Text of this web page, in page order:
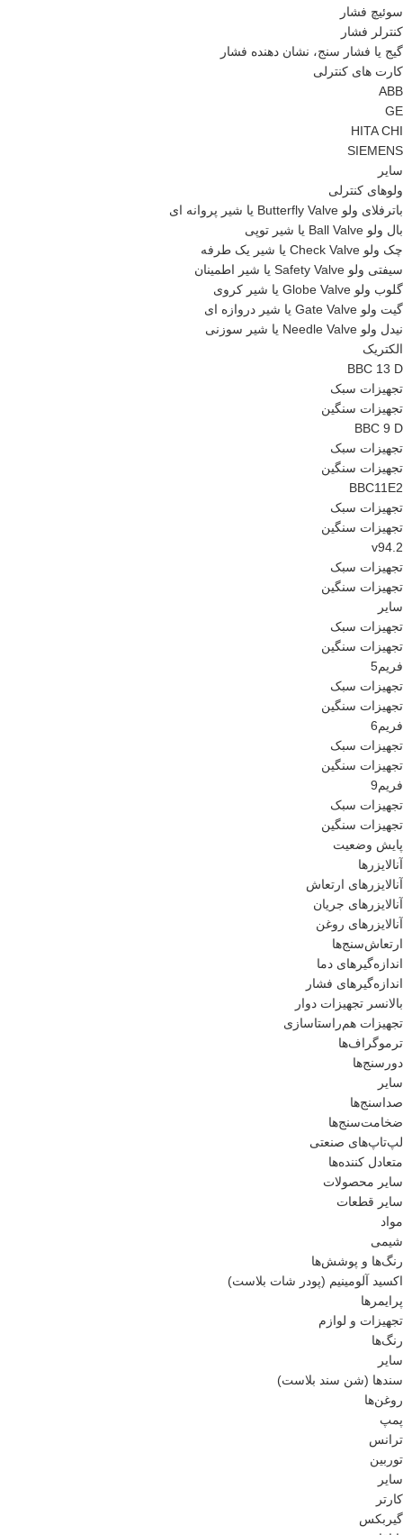
سوئیچ فشار
کنترلر فشار
گیج یا فشار سنج، نشان دهنده فشار
کارت های کنترلی
ABB
GE
HITA CHI
SIEMENS
سایر
ولوهای کنترلی
باترفلای ولو Butterfly Valve یا شیر پروانه ای
بال ولو Ball Valve یا شیر توپی
چک ولو Check Valve یا شیر یک طرفه
سیفتی ولو Safety Valve یا شیر اطمینان
گلوب ولو Globe Valve یا شیر کروی
گیت ولو Gate Valve یا شیر دروازه ای
نیدل ولو Needle Valve یا شیر سوزنی
الکتریک
BBC 13 D
تجهیزات سبک
تجهیزات سنگین
BBC 9 D
تجهیزات سبک
تجهیزات سنگین
BBC11E2
تجهیزات سبک
تجهیزات سنگین
v94.2
تجهیزات سبک
تجهیزات سنگین
سایر
تجهیزات سبک
تجهیزات سنگین
فریم5
تجهیزات سبک
تجهیزات سنگین
فریم6
تجهیزات سبک
تجهیزات سنگین
فریم9
تجهیزات سبک
تجهیزات سنگین
پایش وضعیت
آنالایزرها
آنالایزرهای ارتعاش
آنالایزرهای جریان
آنالایزرهای روغن
ارتعاش‌سنج‌ها
اندازه‌گیرهای دما
اندازه‌گیرهای فشار
بالانسر تجهیزات دوار
تجهیزات هم‌راستاسازی
ترموگراف‌ها
دورسنج‌ها
سایر
صداسنج‌ها
ضخامت‌سنج‌ها
لپ‌تاپ‌های صنعتی
متعادل کننده‌ها
سایر محصولات
سایر قطعات
مواد
شیمی
رنگ‌ها و پوشش‌‌ها
اکسید آلومینیم (پودر شات بلاست)
پرایمر‌ها
تجهیزات و لوازم
رنگ‌ها
سایر
سندها (شن سند بلاست)
روغن‌ها
پمپ
ترانس
توربین
سایر
کارتر
گیربکس